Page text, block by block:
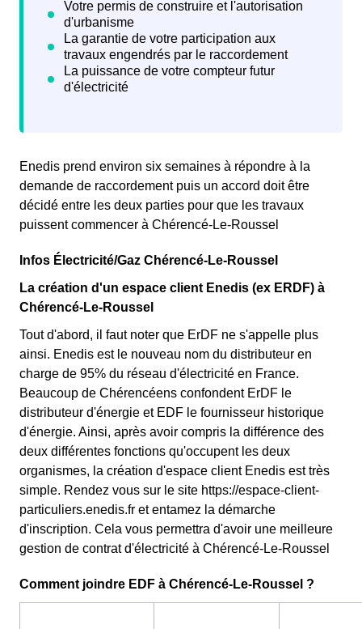
Enedis prend environ six semaines à répondre à la
demande de raccordement puis un accord doit être
décidé entre les deux parties pour que les travaux
puissent commencer à Chérencé-Le-Roussel
Infos Électricité/Gaz Chérencé-Le-Roussel
La création d'un espace client Enedis (ex ERDF) à
Chérencé-Le-Roussel
Tout d'abord, il faut noter que ErDF ne s'appelle plus
ainsi. Enedis est le nouveau nom du distributeur en
charge de 95% du réseau d'électricité en France.
Beaucoup de Chérencéens confondent ErDF le
distributeur d'énergie et EDF le fournisseur historique
d'énergie. Ainsi, après avoir compris la différence des
deux différentes fonctions qu'occupent les deux
organismes, la création d'espace client Enedis est très
simple. Rendez vous sur le site https://espace-client-
particuliers.enedis.fr et entamez la démarche
d'inscription. Cela vous permettra d'avoir une meilleure
gestion de contrat d'électricité à Chérencé-Le-Roussel
Comment joindre EDF à Chérencé-Le-Roussel ?